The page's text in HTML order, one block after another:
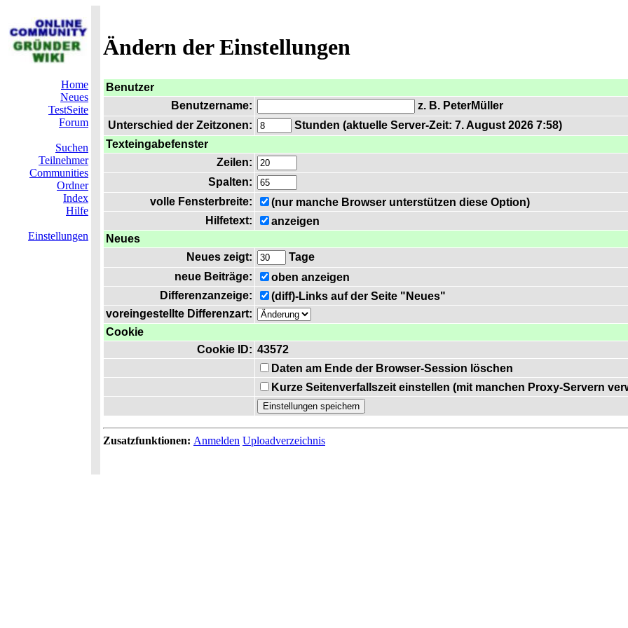
Ändern der Einstellungen
Home
Neues
TestSeite
Forum
Suchen
Teilnehmer
Communities
Ordner
Index
Hilfe
Einstellungen
Benutzer
Benutzername:
z. B. PeterMüller
Unterschied der Zeitzonen:
Stunden (aktuelle Server-Zeit: 7. August 2026 7:58)
Texteingabefenster
Zeilen:
Spalten:
volle Fensterbreite:
(nur manche Browser unterstützen diese Option)
Hilfetext:
anzeigen
Neues
Neues zeigt:
Tage
neue Beiträge:
oben anzeigen
Differenzanzeige:
(diff)-Links auf der Seite "Neues"
voreingestellte Differenzart:
Cookie
Cookie ID: 43572
Daten am Ende der Browser-Session löschen
Kurze Seitenverfallszeit einstellen (mit manchen Proxy-Servern
Zusatzfunktionen: Anmelden Uploadverzeichnis